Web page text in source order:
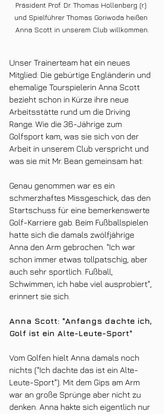
Präsident Prof. Dr. Thomas Hollenberg (r.)
und Spielführer Thomas Goriwoda heißen
Anna Scott in unserem Club willkommen.
Unser Trainerteam hat ein neues
Mitglied: Die gebürtige Engländerin und
ehemalige Tourspielerin Anna Scott
bezieht schon in Kürze ihre neue
Arbeitsstätte rund um die Driving
Range. Wie die 36-Jährige zum
Golfsport kam, was sie sich von der
Arbeit in unserem Club verspricht und
was sie mit Mr. Bean gemeinsam hat:
Genau genommen war es ein
schmerzhaftes Missgeschick, das den
Startschuss für eine bemerkenswerte
Golf-Karriere gab. Beim Fußballspielen
hatte sich die damals zwölfjährige
Anna den Arm gebrochen. "Ich war
schon immer etwas tollpatschig, aber
auch sehr sportlich. Fußball,
Schwimmen, ich habe viel ausprobiert",
erinnert sie sich.
Anna Scott: "Anfangs dachte ich,
Golf ist ein Alte-Leute-Sport"
Vom Golfen hielt Anna damals noch
nichts ("Ich dachte das ist ein Alte-
Leute-Sport"). Mit dem Gips am Arm
war an große Sprünge aber nicht zu
denken. Anna hakte sich eigentlich nur